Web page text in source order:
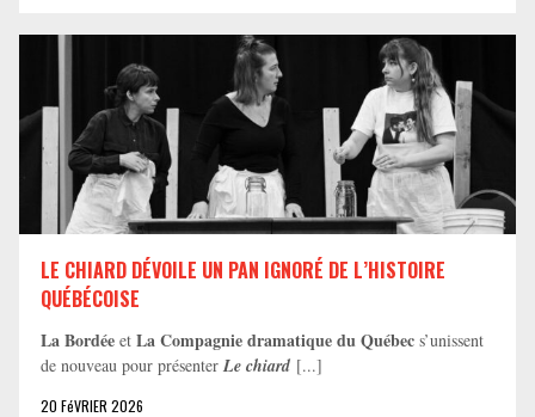
LE CHIARD DÉVOILE UN PAN IGNORÉ DE L’HISTOIRE
QUÉBÉCOISE
La Bordée et La Compagnie dramatique du Québec s’unissent
de nouveau pour présenter Le chiard [...]
20 FéVRIER 2026